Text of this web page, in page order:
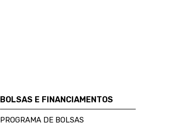
BOLSAS E FINANCIAMENTOS
PROGRAMA DE BOLSAS